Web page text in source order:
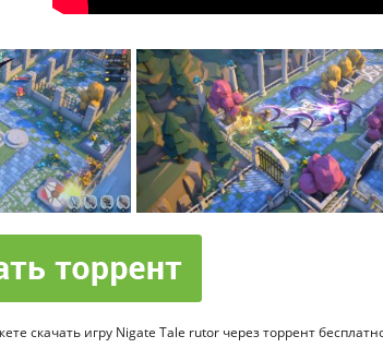
скачать игру Nigate Tale rutor через торрент